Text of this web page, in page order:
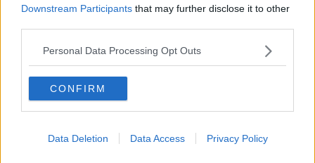
Downstream Participants that may further disclose it to other
Personal Data Processing Opt Outs
CONFIRM
Data Deletion Data Access Privacy Policy
Tra gli appuntamenti pressoché sicuri va ricordato ancheSide, lo
15, sabato 16 e domenica 17) in una una Piazza di Marina con un
progetto che prevede l’allestimento di una tensostruttura destinata
ad ospitare più spettacoli, dal tardo pomeriggio fino a sera, per
tutta e tre i giorni.
Altro appuntamento di rilievo sarà laprima nazionale del tour
nel pomeriggio del giorno del concerto, la presentazione del libro